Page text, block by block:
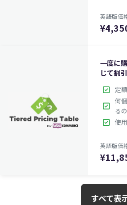
英
¥
一度に
じて割
check_box 定
check_box 何
る
check_box 使
¥
すべて表